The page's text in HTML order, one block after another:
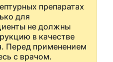
препаратах
для
не должны
в качестве
Перед применением
с врачом.